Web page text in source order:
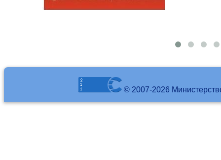
© 2007-2026